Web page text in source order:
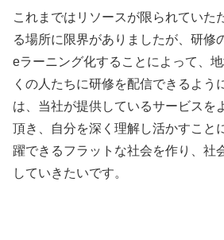
これまではリソースが限られていた
る場所に限界がありましたが、研修
eラーニング化することによって、
くの人たちに研修を配信できるよう
は、当社が提供しているサービスを
頂き、自分を深く理解し活かすこと
躍できるフラットな社会を作り、社
していきたいです。